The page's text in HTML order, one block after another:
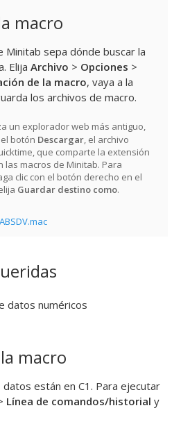
macro
Minitab sepa dónde buscar la
Elija Archivo > Opciones >
de la macro, vaya a la
los archivos de macro.
un explorador web más antiguo,
botón Descargar, el archivo
que comparte la extensión
las macros de Minitab. Para
clic con el botón derecho en el
Guardar destino como.
datos numéricos
macro
están en C1. Para ejecutar
Línea de comandos/historial y